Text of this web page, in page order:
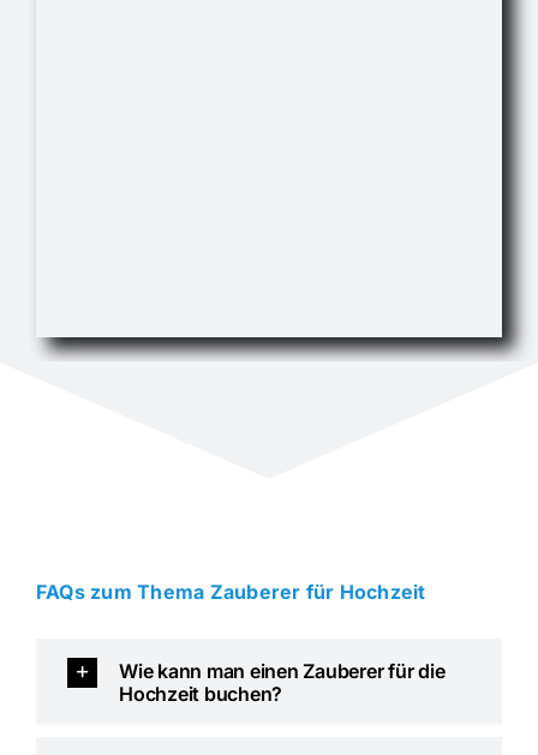
FAQs zum Thema Zauberer für Hochzeit
Wie kann man einen Zauberer für die
Hochzeit buchen?